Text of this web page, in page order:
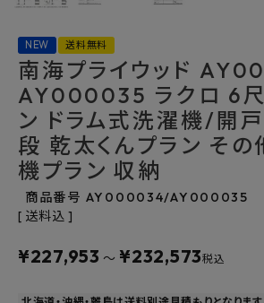
よくあるご質問
お問い合わせ
メルマガ登録
特定商取引法について
プライバシーポリシー
NEW 送料無料
南海プライウッド
AY000035 ラクロ 6尺
ン ドラム式洗濯機/開戸
段 乾太くんプラン そ
機プラン 収納
商品番号 AY000034/AY000035
送料込
¥227,953 〜 ¥232,573税込